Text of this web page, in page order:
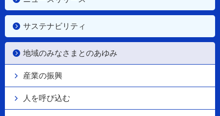
サステナビリティ
地域のみなさまとのあゆみ
産業の振興
人を呼び込む